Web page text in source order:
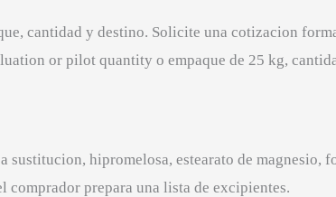
cantidad y destino. Solicite una cotizacion
or pilot quantity o empaque de 25 kg,
hipromelosa, estearato de magnesio,
prepara una lista de excipientes.